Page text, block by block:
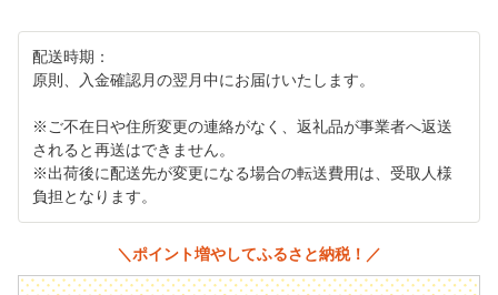
配送時期：
原則、入金確認月の翌月中にお届けいたします。
※ご不在日や住所変更の連絡がなく、返礼品が事業者へ返送
されると再送はできません。
※出荷後に配送先が変更になる場合の転送費用は、受取人様
負担となります。
＼ポイント増やしてふるさと納税！／